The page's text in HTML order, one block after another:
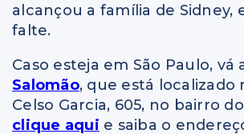
alcançou a família de Sidney,
falte.
Caso esteja em São Paulo, vá
Salomão, que está localizado
Celso Garcia, 605, no bairro
clique aqui e saiba o